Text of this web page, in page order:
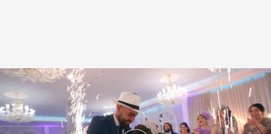
La Rebe y Jose, durante su baile
cuatro.com
28 JUN 2022 - 00:30h.